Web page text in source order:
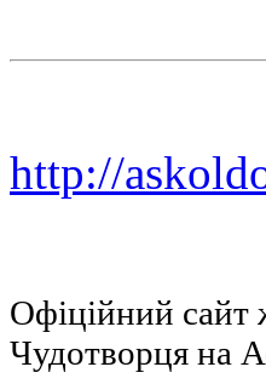
http://
Офіційний
Чудотворця на